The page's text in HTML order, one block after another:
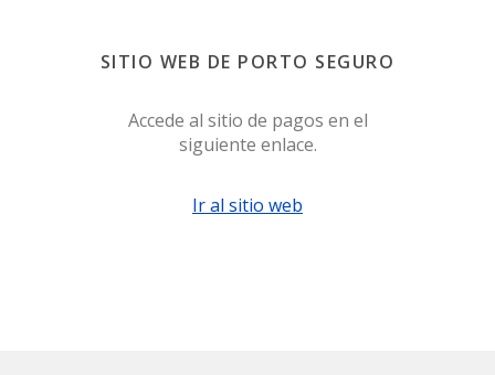
SITIO WEB DE PORTO SEGURO
Accede al sitio de pagos en el
siguiente enlace.
Ir al sitio web